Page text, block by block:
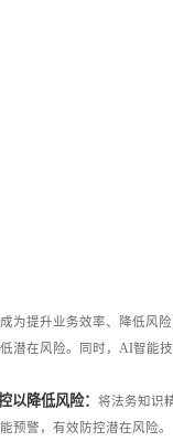
为提升业务效率、降低风
潜在风险。同时，AI智能
以降低风险：
将法务知识
预警，有效防控潜在风险。